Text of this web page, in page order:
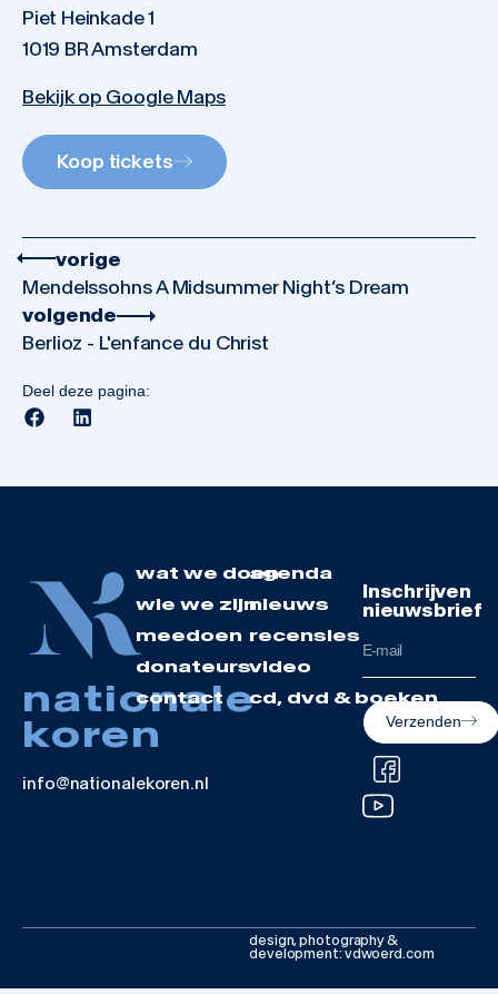
Piet Heinkade 1
1019 BR Amsterdam
Bekijk op Google Maps
Koop tickets
vorige
Mendelssohns A Midsummer Night’s Dream
volgende
Berlioz - L'enfance du Christ
Deel deze pagina:
nationale
koren
info@nationalekoren.nl
wat we doen
wie we zijn
meedoen
donateurs
contact
agenda
nieuws
recensies
video
cd, dvd & boeken
Inschrijven
nieuwsbrief
Verzenden
design, photography &
development: vdwoerd.com